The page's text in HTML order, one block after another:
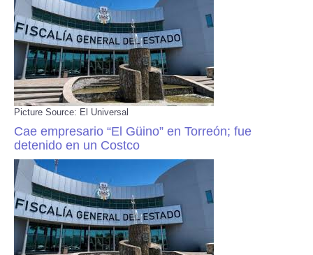
Picture Source: El Universal
Cae empresario “El Güino” en Torreón; fue
detenido en un Costco